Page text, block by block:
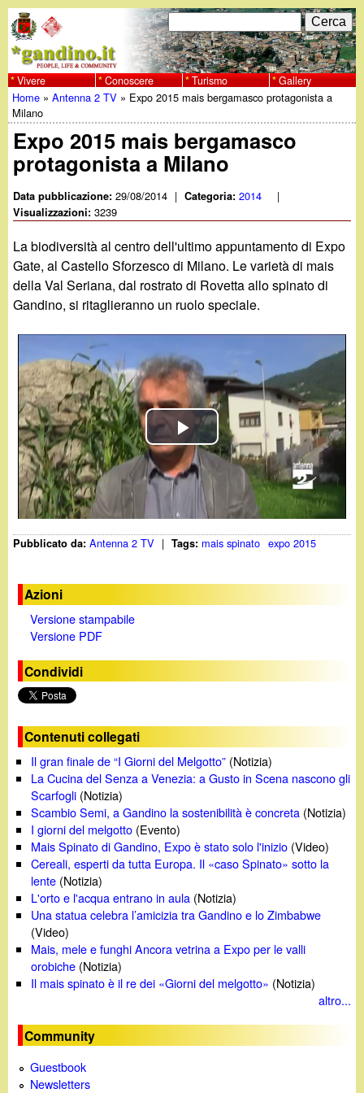
al
contenuto
principale
w
w
w
.
g
a
n
d
n
o
F
o
r
m
d
r
i
c
r
c
a
C
e
r
c
a
Vivere Conoscere Turismo Gallery
Tu
sei
qui
Home »Antenna 2 TV » Expo 2015 mais bergamasco protagonista a
Milano
Expo 2015 mais bergamasco
protagonista a Milano
Data pubblicazione:29/08/2014 | Categoria:2014 |
Visualizzazioni:3239
La biodiversità al centro dell'ultimo appuntamento di Expo
Gate, al Castello Sforzesco di Milano. Le varietà di mais
della Val Seriana, dal rostrato di Rovetta allo spinato di
Gandino, si ritaglieranno un ruolo speciale.
P
l
a
y
V
d
Pubblicato da:Antenna 2 TV | Tags: mais spinato expo 2015
Azioni
Versione stampabile
Versione PDF
Condividi
Contenuti collegati
Il gran finale de “I Giorni del Melgotto” (Notizia)
La Cucina del Senza a Venezia: a Gusto in Scena nascono gli
Scarfogli (Notizia)
Scambio Semi, a Gandino la sostenibilità è concreta (Notizia)
I giorni del melgotto (Evento)
Mais Spinato di Gandino, Expo è stato solo l'inizio (Video)
Cereali, esperti da tutta Europa. Il «caso Spinato» sotto la
lente (Notizia)
L'orto e l'acqua entrano in aula (Notizia)
Una statua celebra l’amicizia tra Gandino e lo Zimbabwe
(Video)
Mais, mele e funghi Ancora vetrina a Expo per le valli
orobiche (Notizia)
Il mais spinato è il re dei «Giorni del melgotto» (Notizia)
altro...
Community
Guestbook
Newsletters